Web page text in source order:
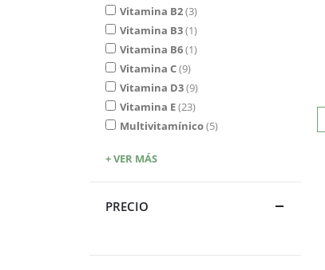
Vitamina B2 3
Vitamina B3 1
Vitamina B6 1
Vitamina C 9
Vitamina D3 9
Vitamina E 23
Multivitamínico 5
+ VER MÁS
PRECIO